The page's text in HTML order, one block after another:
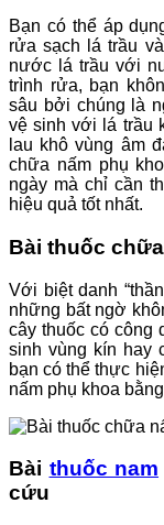
Bạn có thể áp
rửa sạch lá trầu
nước lá trầu với
trình rửa, bạn
sâu bởi chúng là
vệ sinh với lá trầu
lau khô vùng âm
chữa nấm phụ
ngày mà chỉ cần
hiệu quả tốt nhất.
Bài thuốc
Với biệt danh
những bất ngờ
cây thuốc có công
sinh vùng kín hay
bạn có thể thực
nấm phụ khoa
Bài thuốc nam
cứu